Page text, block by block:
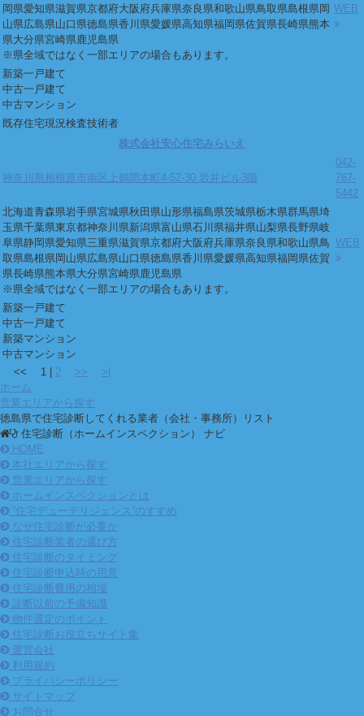
岡県愛知県滋賀県京都府大阪府兵庫県奈良県和歌山県鳥取県島根県岡
山県広島県山口県徳島県香川県愛媛県高知県福岡県佐賀県長崎県熊本
県大分県宮崎県鹿児島県
※県全域ではなく一部エリアの場合もあります。
WEB
新築一戸建て
中古一戸建て
中古マンション
既存住宅現況検査技術者
株式会社安心住宅みらいえ
神奈川県相模原市南区上鶴間本町4-52-30 岩井ビル3階
042-
767-
5442
北海道青森県岩手県宮城県秋田県山形県福島県茨城県栃木県群馬県埼
玉県千葉県東京都神奈川県新潟県富山県石川県福井県山梨県長野県岐
阜県静岡県愛知県三重県滋賀県京都府大阪府兵庫県奈良県和歌山県鳥
取県島根県岡山県広島県山口県徳島県香川県愛媛県高知県福岡県佐賀
県長崎県熊本県大分県宮崎県鹿児島県
※県全域ではなく一部エリアの場合もあります。
WEB
新築一戸建て
中古一戸建て
新築マンション
中古マンション
<<
1 2 >>
>|
ホーム
営業エリアから探す
徳島県で住宅診断してくれる業者（会社・事務所）リスト
住宅診断（ホームインスペクション） ナビ
HOME
本社エリアから探す
営業エリアから探す
ホームインスペクションとは
“住宅デューデリジェンス”のすすめ
なぜ住宅診断が必要か
住宅診断業者の選び方
住宅診断のタイミング
住宅診断申込時の用意
住宅診断費用の相場
診断以前の予備知識
物件選定のポイント
住宅診断お役立ちサイト集
運営会社
利用規約
プライバシーポリシー
サイトマップ
お問合せ